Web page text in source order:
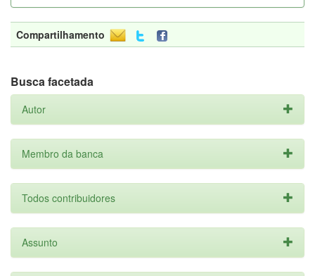
Compartilhamento
Busca facetada
Autor
Membro da banca
Todos contribuidores
Assunto